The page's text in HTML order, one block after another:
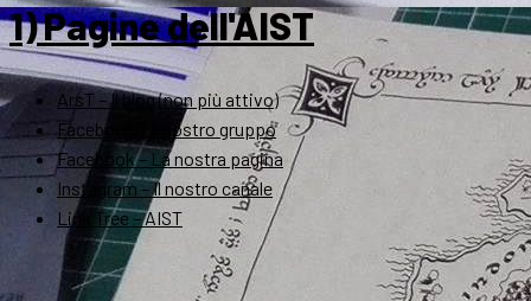
1) Pagine dell'AIST
ArsT – Il blog (non più attivo)
Facebook – Il nostro gruppo
Facebook – La nostra pagina
Instagram – Il nostro canale
Link Tree – AIST